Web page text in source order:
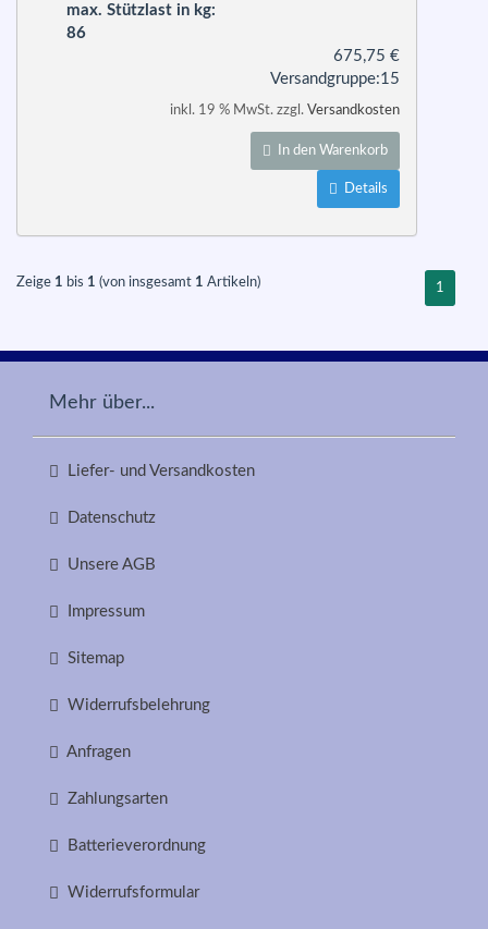
max. Stützlast in kg:
86
675,75€
Versandgruppe:15
inkl. 19 % MwSt. zzgl.Versandkosten
In den Warenkorb
Details
Zeige 1 bis 1 (von insgesamt 1 Artikeln) 1
Mehr über...
Liefer- und Versandkosten
Datenschutz
Unsere AGB
Impressum
Sitemap
Widerrufsbelehrung
Anfragen
Zahlungsarten
Batterieverordnung
Widerrufsformular